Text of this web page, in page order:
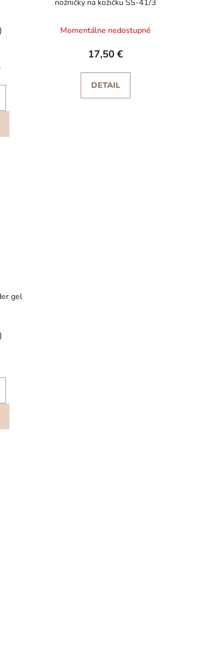
nožničky na kožičku SS-41/3
Momentálne nedostupné
17,50 €
DETAIL
gel